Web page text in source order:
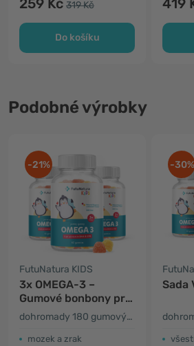
259 Kč 319 Kč
Do košíku
419
Podobné výrobky
-21%
FutuNatura KIDS
3x OMEGA-3 –
Gumové bonbony pro
děti
dohromady 180 gumových bonbonů
mozek a zrak
-30%
Sada